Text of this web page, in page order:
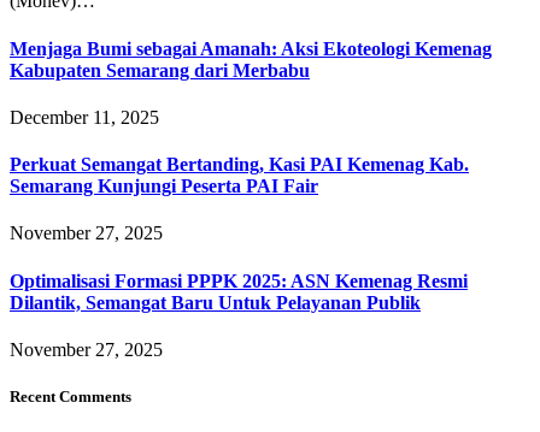
Menjaga Bumi sebagai Amanah: Aksi Ekoteologi Kemenag
Kabupaten Semarang dari Merbabu
December 11, 2025
Perkuat Semangat Bertanding, Kasi PAI Kemenag Kab.
Semarang Kunjungi Peserta PAI Fair
November 27, 2025
Optimalisasi Formasi PPPK 2025: ASN Kemenag Resmi
Dilantik, Semangat Baru Untuk Pelayanan Publik
November 27, 2025
Recent Comments